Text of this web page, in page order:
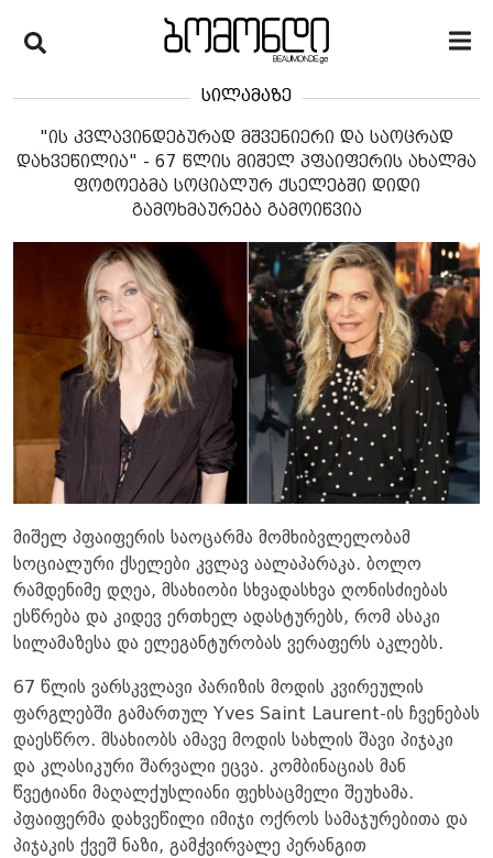
სილამაზე
"ის კვლავინდებურად მშვენიერი და საოცრად
დახვეწილია" - 67 წლის მიშელ პფაიფერის ახალმა
ფოტოებმა სოციალურ ქსელებში დიდი
გამოხმაურება გამოიწვია
მიშელ პფაიფერის საოცარმა მომხიბვლელობამ
სოციალური ქსელები კვლავ აალაპარაკა. ბოლო
რამდენიმე დღეა, მსახიობი სხვადასხვა ღონისძიებას
ესწრება და კიდევ ერთხელ ადასტურებს, რომ ასაკი
სილამაზესა და ელეგანტურობას ვერაფერს აკლებს.
67 წლის ვარსკვლავი პარიზის მოდის კვირეულის
ფარგლებში გამართულ Yves Saint Laurent-ის ჩვენებას
დაესწრო. მსახიობს ამავე მოდის სახლის შავი პიჯაკი
და კლასიკური შარვალი ეცვა. კომბინაციას მან
წვეტიანი მაღალქუსლიანი ფეხსაცმელი შეუხამა.
პფაიფერმა დახვეწილი იმიჯი ოქროს სამაჯურებითა და
პიჯაკის ქვეშ ნაზი, გამჭვირვალე პერანგით